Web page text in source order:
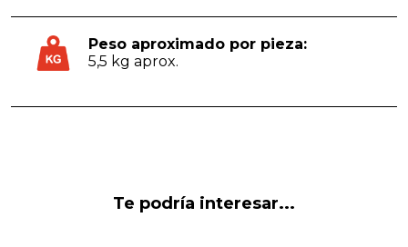
Peso aproximado por pieza:
5,5 kg aprox.
Te podría interesar...